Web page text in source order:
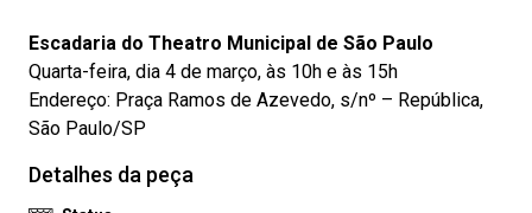
Escadaria do Theatro Municipal de São Paulo
Quarta-feira, dia 4 de março, às 10h e às 15h
Endereço: Praça Ramos de Azevedo, s/nº – República,
São Paulo/SP
Detalhes da peça